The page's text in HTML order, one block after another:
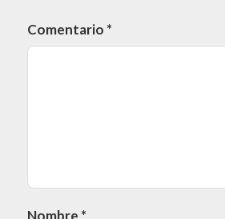
Comentario *
Nombre *